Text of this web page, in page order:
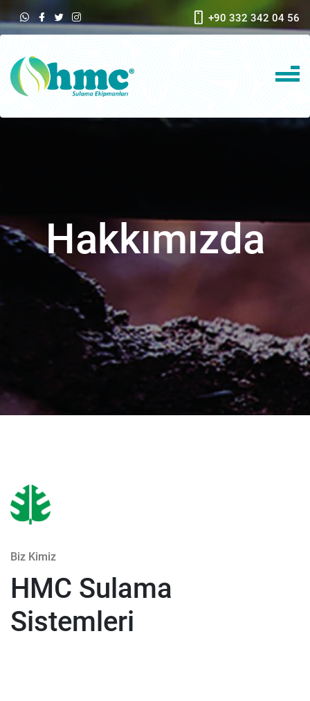
+90 332 342 04 56
Hakkımızda
Biz Kimiz
HMC Sulama
Sistemleri